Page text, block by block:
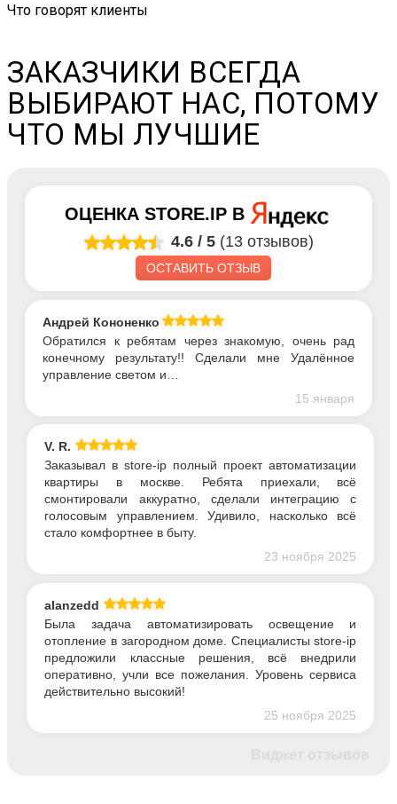
Что говорят клиенты
ЗАКАЗЧИКИ ВСЕГДА
ВЫБИРАЮТ НАС, ПОТОМУ
ЧТО МЫ ЛУЧШИЕ
ОЦЕНКА STORE.IPВ
4.6 / 5 (13 отзывов)
ОСТАВИТЬ ОТЗЫВ
Андрей Кононенко
Обратился к ребятам через знакомую, очень рад
конечному результату!! Сделали мне Удалённое
управление светом и…
15 января
V. R.
Заказывал в store-ip полный проект автоматизации
квартиры в москве. Ребята приехали, всё
смонтировали аккуратно, сделали интеграцию с
голосовым управлением. Удивило, насколько всё
стало комфортнее в быту.
23 ноября 2025
alanzedd
Была задача автоматизировать освещение и
отопление в загородном доме. Специалисты store-ip
предложили классные решения, всё внедрили
оперативно, учли все пожелания. Уровень сервиса
действительно высокий!
25 ноября 2025